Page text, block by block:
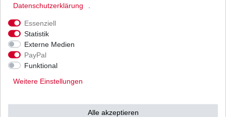
Das einzigartige "gas recombination
system"verlängert
Batterien
für eine höhere Startkraft.
UND! Wartungsfreie Batterien
Daten­schutz­erklärung
Essenziell
Statistik
Externe Medien
PayPal
Funktional
Weitere Einstellungen
Alle akzeptieren